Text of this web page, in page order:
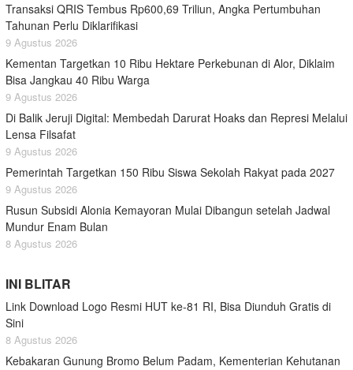
Transaksi QRIS Tembus Rp600,69 Triliun, Angka Pertumbuhan
Tahunan Perlu Diklarifikasi
9 Agustus 2026
Kementan Targetkan 10 Ribu Hektare Perkebunan di Alor, Diklaim
Bisa Jangkau 40 Ribu Warga
9 Agustus 2026
Di Balik Jeruji Digital: Membedah Darurat Hoaks dan Represi Melalui
Lensa Filsafat
9 Agustus 2026
Pemerintah Targetkan 150 Ribu Siswa Sekolah Rakyat pada 2027
9 Agustus 2026
Rusun Subsidi Alonia Kemayoran Mulai Dibangun setelah Jadwal
Mundur Enam Bulan
8 Agustus 2026
INI BLITAR
Link Download Logo Resmi HUT ke-81 RI, Bisa Diunduh Gratis di
Sini
8 Agustus 2026
Kebakaran Gunung Bromo Belum Padam, Kementerian Kehutanan